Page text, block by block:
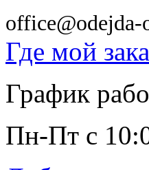
office@odejda-
Где мой
График
Пн-Пт с